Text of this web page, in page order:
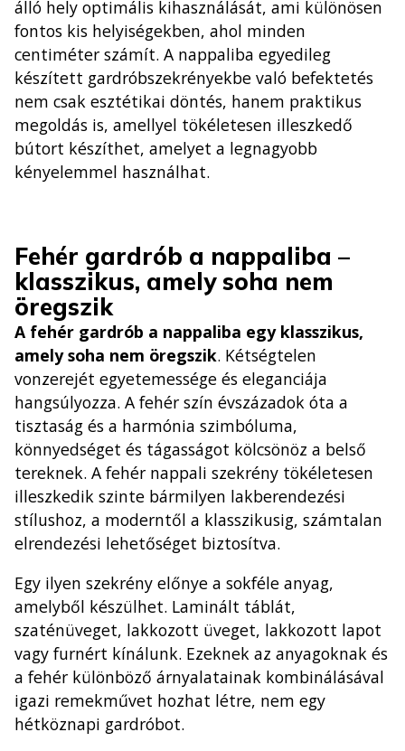
álló hely optimális kihasználását, ami különösen
fontos kis helyiségekben, ahol minden
centiméter számít. A nappaliba egyedileg
készített gardróbszekrényekbe való befektetés
nem csak esztétikai döntés, hanem praktikus
megoldás is, amellyel tökéletesen illeszkedő
bútort készíthet, amelyet a legnagyobb
kényelemmel használhat.
Fehér gardrób a nappaliba –
klasszikus, amely soha nem
öregszik
A fehér gardrób a nappaliba egy klasszikus,
amely soha nem öregszik. Kétségtelen
vonzerejét egyetemessége és eleganciája
hangsúlyozza. A fehér szín évszázadok óta a
tisztaság és a harmónia szimbóluma,
könnyedséget és tágasságot kölcsönöz a belső
tereknek. A fehér nappali szekrény tökéletesen
illeszkedik szinte bármilyen lakberendezési
stílushoz, a moderntől a klasszikusig, számtalan
elrendezési lehetőséget biztosítva.
Egy ilyen szekrény előnye a sokféle anyag,
amelyből készülhet. Laminált táblát,
szaténüveget, lakkozott üveget, lakkozott lapot
vagy furnért kínálunk. Ezeknek az anyagoknak és
a fehér különböző árnyalatainak kombinálásával
igazi remekművet hozhat létre, nem egy
hétköznapi gardróbot.